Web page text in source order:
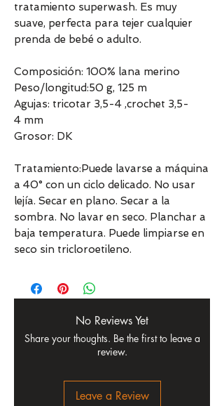
tratamiento superwash. Es muy
suave, perfecta para tejer cualquier
prenda de bebé o adulto.
Composición: 100% lana merino
Peso/longitud:50 g, 125 m
Agujas: tricotar 3,5-4 ,crochet 3,5-
4 mm
Grosor: DK
Tratamiento:Puede lavarse a máquina
a 40° con un ciclo delicado. No usar
lejía. Secar en plano. Secar a la
sombra. No lavar en seco. Planchar a
baja temperatura. Puede limpiarse en
seco sin tricloroetileno.
No Reviews Yet
Share your thoughts. Be the first to leave a
review.
Leave a Review